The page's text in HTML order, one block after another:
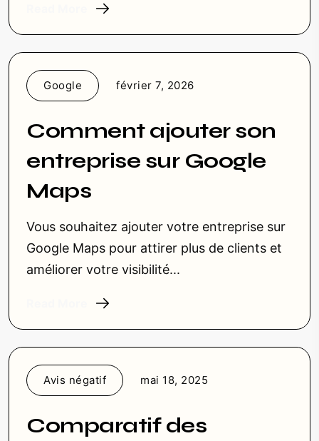
Google février 7, 2026
Comment ajouter son
entreprise sur Google
Maps
Vous souhaitez ajouter votre entreprise sur
Google Maps pour attirer plus de clients et
améliorer votre visibilité...
Avis négatif mai 18, 2025
Comparatif des